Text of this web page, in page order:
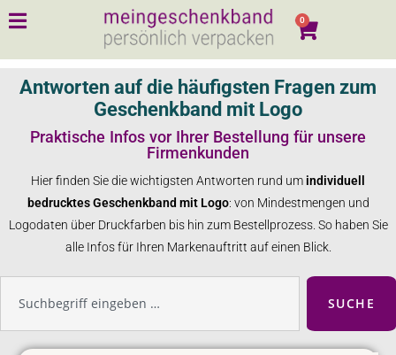
0
Antworten auf die häufigsten Fragen zum
Geschenkband mit Logo
Praktische Infos vor Ihrer Bestellung für unsere
Firmenkunden
Hier finden Sie die wichtigsten Antworten rund um individuell
bedrucktes Geschenkband mit Logo: von Mindestmengen und
Logodaten über Druckfarben bis hin zum Bestellprozess. So haben Sie
alle Infos für Ihren Markenauftritt auf einen Blick.
SUCHE